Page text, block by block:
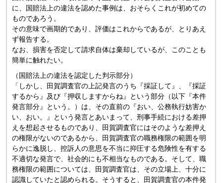
に、国賠法上の違法を認めた事例は、おそらくこれが初めての
ものであろう。
その意味で画期的であり、評価はこれからであるが、とりあえ
ず報告する。
なお、損害を否定して請求自体は棄却しているが、このことも
簡単に触れたい。
（国賠法上の違法を認定した判示部分）
「しかし、田賀調査官の上記発言のうち『採証して』、『採証
するから』及び『押収しますからね』という部分（以下『本件
発言部分』という。）は、その直前の『おい、公務執行妨害か
い、おい。』という発言とあいまって、刑事手続における差押
えを想起させるものであり、田賀調査官にはそのような差押え
の権限がないのであるから、田賀調査官の職務権限の範囲を明
らかに逸脱し、控訴人の意思を不当に抑圧する危険性を有する
不適切な発言で、社会的にも不相当なものである。そして、職
務権限の範囲については、田賀調査官は、その立場上、十分に
認識していたと認められる。そうすると、田賀調査官の本件発